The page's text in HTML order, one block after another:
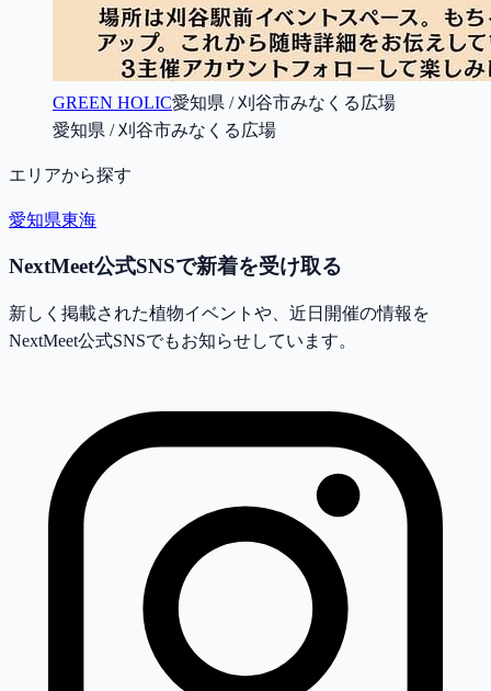
GREEN HOLIC愛知県 / 刈谷市みなくる広場
愛知県 / 刈谷市みなくる広場
エリアから探す
愛知県東海
NextMeet公式SNSで新着を受け取る
新しく掲載された植物イベントや、近日開催の情報を
NextMeet公式SNSでもお知らせしています。